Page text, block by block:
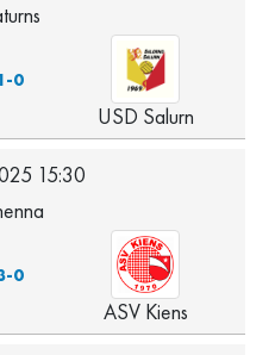
0
USD Salurn
15:30
0
ASV Kiens